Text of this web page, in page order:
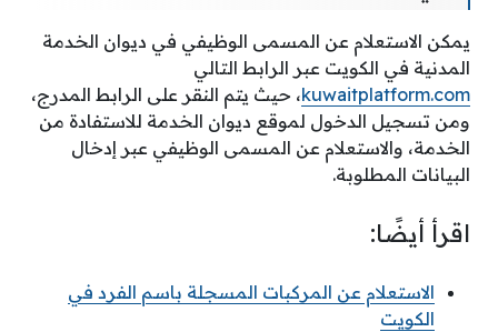
يمكن الاستعلام عن المسمى الوظيفي في ديوان الخدمة
المدنية في الكويت عبر الرابط التالي
kuwaitplatform.com، حيث يتم النقر على الرابط المدرج،
ومن تسجيل الدخول لموقع ديوان الخدمة للاستفادة من
الخدمة، والاستعلام عن المسمى الوظيفي عبر إدخال
البيانات المطلوبة.
اقرأ أيضًا:
الاستعلام عن المركبات المسجلة باسم الفرد في
الكويت